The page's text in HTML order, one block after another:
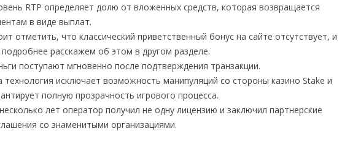
RTP определяет долю от вложенных средств, которая возвращается
в виде выплат.
отметить, что классический приветственный бонус на сайте отсутствует, и
расскажем об этом в другом разделе.
поступают мгновенно после подтверждения транзакции.
технология исключает возможность манипуляций со стороны казино Stake и
полную прозрачность игрового процесса.
лет оператор получил не одну лицензию и заключил партнерские
со знаменитыми организациями.